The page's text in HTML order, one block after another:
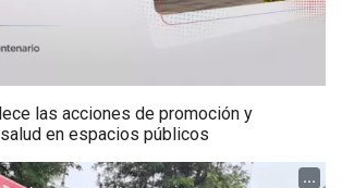
las acciones de promoción y
en espacios públicos
...